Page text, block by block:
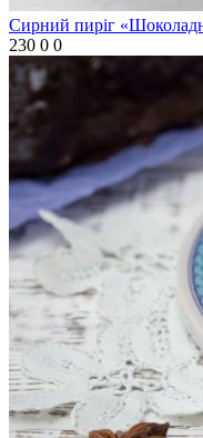
Сирний пиріг
230 0 0